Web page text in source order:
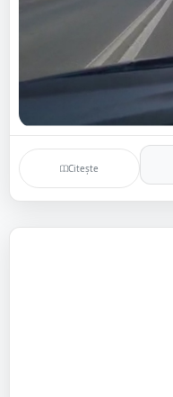
Citește